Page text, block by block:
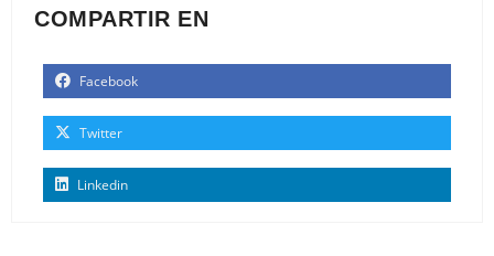
COMPARTIR EN
Facebook
Twitter
Linkedin